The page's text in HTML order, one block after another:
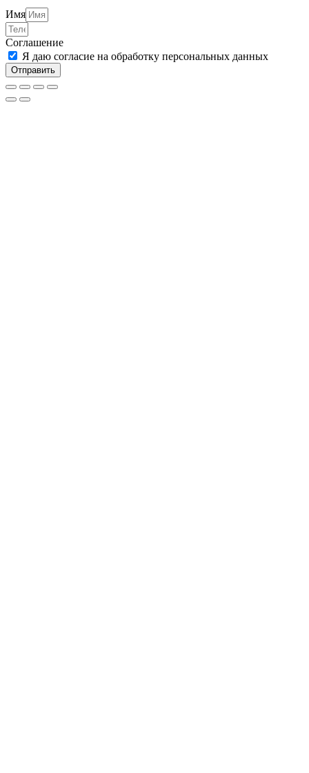
Имя
Соглашение
Я даю согласие на обработку персональных данных
Отправить